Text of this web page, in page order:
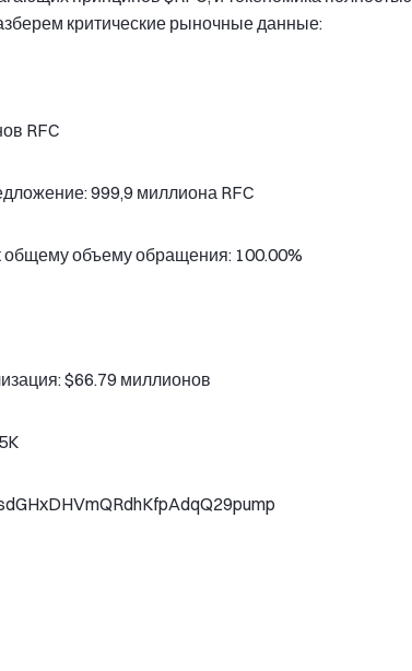
критические рыночные данные:
RFC
999,9 миллиона RFC
объему обращения: 100.00%
$66.79 миллионов